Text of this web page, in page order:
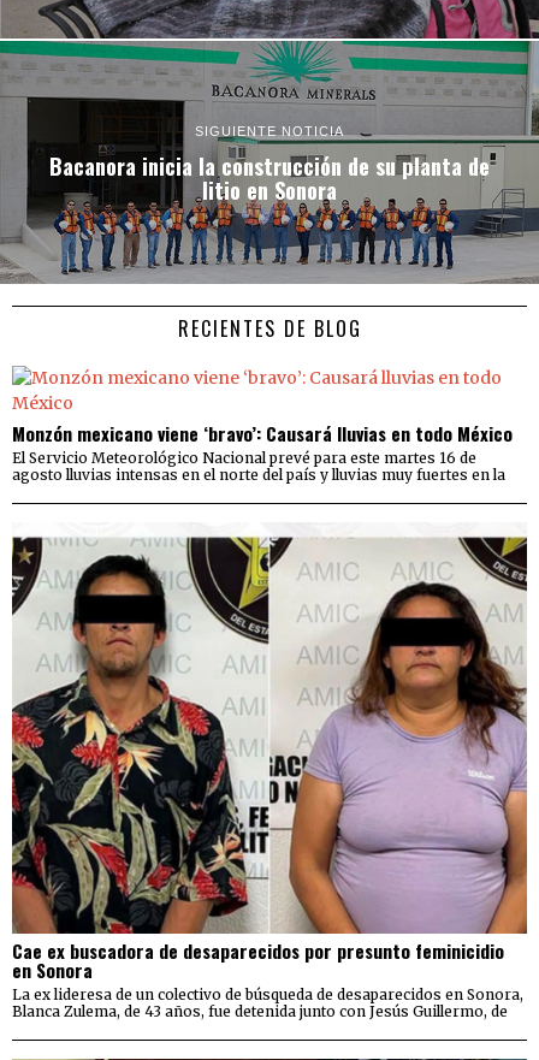
SIGUIENTE NOTICIA
Bacanora inicia la construcción de su planta de
litio en Sonora
RECIENTES DE BLOG
Monzón mexicano viene ‘bravo’: Causará lluvias en todo México
El Servicio Meteorológico Nacional prevé para este martes 16 de
agosto lluvias intensas en el norte del país y lluvias muy fuertes en la
Cae ex buscadora de desaparecidos por presunto feminicidio
en Sonora
La ex lideresa de un colectivo de búsqueda de desaparecidos en Sonora,
Blanca Zulema, de 43 años, fue detenida junto con Jesús Guillermo, de